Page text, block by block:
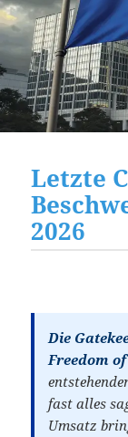
Letzte
2026
Die
Freedom
fast alles
Umsatz